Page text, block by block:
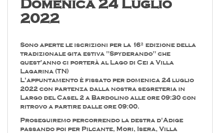
Domenica 24 Luglio
2022
Sono aperte le iscrizioni per la 16ª edizione della
tradizionale gita estiva "Spyderando" che
quest'anno ci porterà al Lago di Cei a Villa
Lagarina (TN)
L'appuntamento è fissato per domenica 24 luglio
2022 con partenza dalla nostra segreteria in
Largo del Casel 2 a Bardolino alle ore 09:30 con
ritrovo a partire dalle ore 09:00.
Proseguiremo percorrendo la destra d'Adige
passando poi per Pilcante, Mori, Isera, Villa